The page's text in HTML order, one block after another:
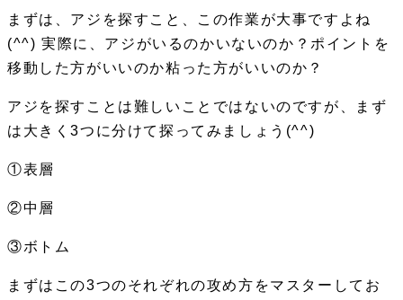
まずは、アジを探すこと、この作業が大事ですよね
(^^) 実際に、アジがいるのかいないのか？ポイントを
移動した方がいいのか粘った方がいいのか？
アジを探すことは難しいことではないのですが、まず
は大きく3つに分けて探ってみましょう(^^)
①表層
②中層
③ボトム
まずはこの3つのそれぞれの攻め方をマスターしてお